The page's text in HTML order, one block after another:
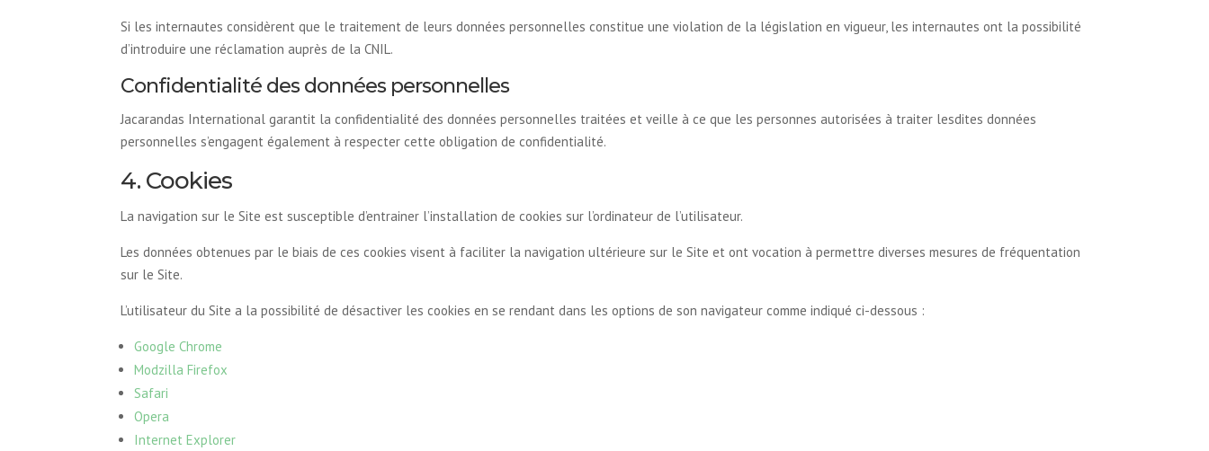
Si les internautes considèrent que le traitement de leurs données personnelles constitue une violation de la législation en vigueur, les internautes ont la possibilité
d’introduire une réclamation auprès de la CNIL.
Confidentialité des données personnelles
Jacarandas International garantit la confidentialité des données personnelles traitées et veille à ce que les personnes autorisées à traiter lesdites données
personnelles s’engagent également à respecter cette obligation de confidentialité.
4. Cookies
La navigation sur le Site est susceptible d’entrainer l’installation de cookies sur l’ordinateur de l’utilisateur.
Les données obtenues par le biais de ces cookies visent à faciliter la navigation ultérieure sur le Site et ont vocation à permettre diverses mesures de fréquentation
sur le Site.
L’utilisateur du Site a la possibilité de désactiver les cookies en se rendant dans les options de son navigateur comme indiqué ci-dessous :
Google Chrome
Modzilla Firefox
Safari
Opera
Internet Explorer